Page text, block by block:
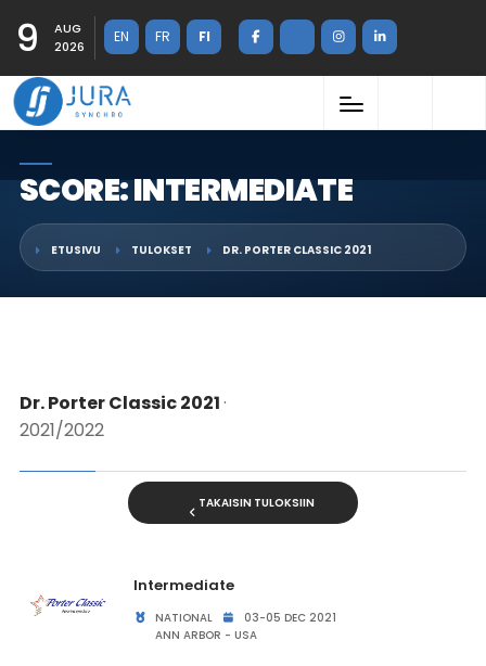
9
AUG
2026
EN FR FI
SCORE: INTERMEDIATE
ETUSIVU TULOKSET DR. PORTER CLASSIC 2021
Dr. Porter Classic 2021·
2021/2022
TAKAISIN TULOKSIIN
Intermediate
NATIONAL
03-05 DEC 2021
ANN ARBOR - USA